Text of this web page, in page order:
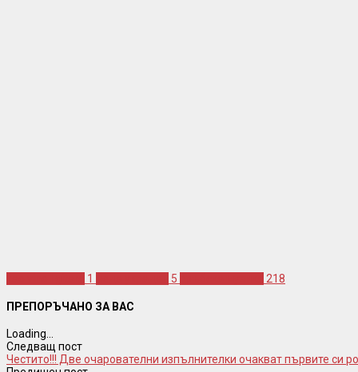
1 5 218
ПРЕПОРЪЧАНО ЗА ВАС
Loading...
Следващ пост
Честито!!! Две очарователни изпълнителки очакват първите си